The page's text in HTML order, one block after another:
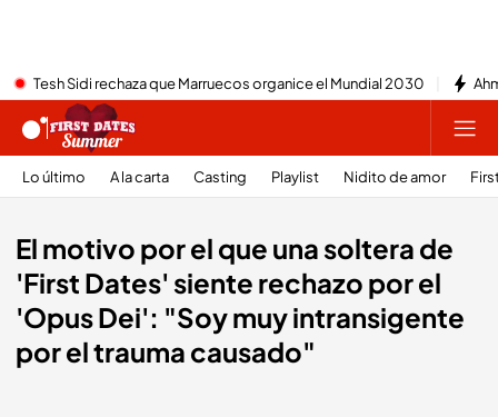
Tesh Sidi rechaza que Marruecos organice el Mundial 2030
Lo último A la carta Casting Playlist Nidito de amor
El motivo por el que una soltera de
'First Dates' siente rechazo por el
'Opus Dei': "Soy muy intransigente
por el trauma causado"